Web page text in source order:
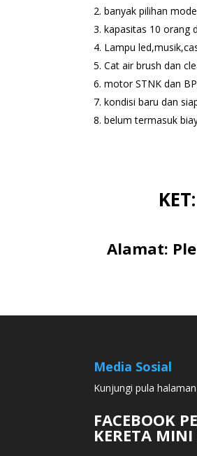
banyak pilihan
kapasitas 10 orang
Lampu
Cat air brush dan
motor STNK dan
kondisi baru dan
belum termasuk
Alamat:
Media Sosial
Kunjungi pula
FACEBOOK
KERETA MINI